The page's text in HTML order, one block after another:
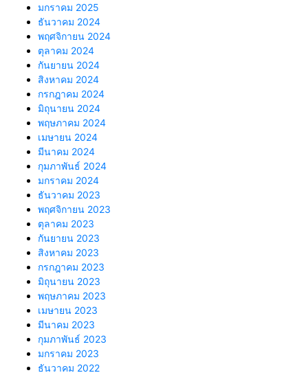
มกราคม 2025
ธันวาคม 2024
พฤศจิกายน 2024
ตุลาคม 2024
กันยายน 2024
สิงหาคม 2024
กรกฎาคม 2024
มิถุนายน 2024
พฤษภาคม 2024
เมษายน 2024
มีนาคม 2024
กุมภาพันธ์ 2024
มกราคม 2024
ธันวาคม 2023
พฤศจิกายน 2023
ตุลาคม 2023
กันยายน 2023
สิงหาคม 2023
กรกฎาคม 2023
มิถุนายน 2023
พฤษภาคม 2023
เมษายน 2023
มีนาคม 2023
กุมภาพันธ์ 2023
มกราคม 2023
ธันวาคม 2022